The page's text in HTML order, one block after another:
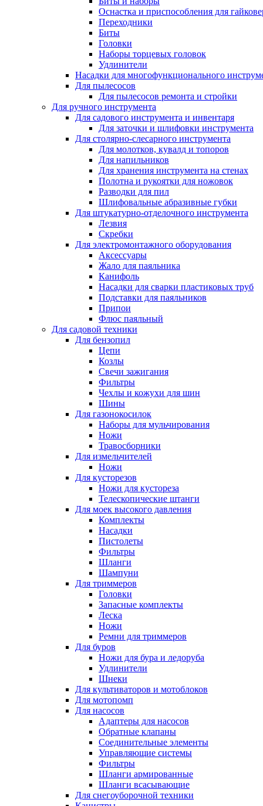
Оснастка и приспособления для
Переходники
Биты
Головки
Наборы торцевых головок
Удлинители
Насадки для многофункционального
Для пылесосов
Для пылесосов ремонта и стройки
Для ручного инструмента
Для садового инструмента и инвентаря
Для заточки и шлифовки инструмента
Для столярно-слесарного инструмента
Для молотков, кувалд и топоров
Для напильников
Для хранения инструмента на стенах
Полотна и рукоятки для ножовок
Разводки для пил
Шлифовальные абразивные губки
Для штукатурно-отделочного инструмента
Лезвия
Скребки
Для электромонтажного оборудования
Аксессуары
Жало для паяльника
Канифоль
Насадки для сварки пластиковых труб
Подставки для паяльников
Припои
Флюс паяльный
Для садовой техники
Для бензопил
Цепи
Козлы
Свечи зажигания
Фильтры
Чехлы и кожухи для шин
Шины
Для газонокосилок
Наборы для мульчирования
Ножи
Травосборники
Для измельчителей
Ножи
Для кусторезов
Ножи для кустореза
Телескопические штанги
Для моек высокого давления
Комплекты
Насадки
Пистолеты
Фильтры
Шланги
Шампуни
Для триммеров
Головки
Запасные комплекты
Леска
Ножи
Ремни для триммеров
Для буров
Ножи для бура и ледоруба
Удлинители
Шнеки
Для культиваторов и мотоблоков
Для мотопомп
Для насосов
Адаптеры для насосов
Обратные клапаны
Соединительные элементы
Управляющие системы
Фильтры
Шланги армированные
Шланги всасывающие
Для снегоуборочной техники